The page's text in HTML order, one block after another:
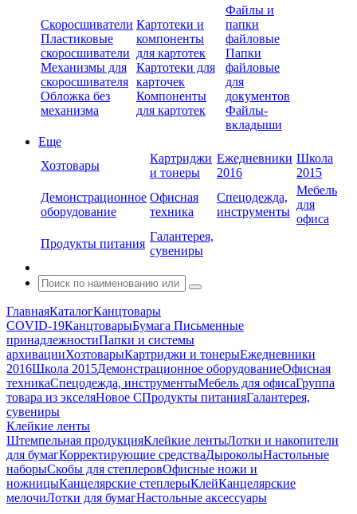
Скоросшиватели
Пластиковые
скоросшиватели
Механизмы для
скоросшивателя
Обложка без
механизма
Картотеки и
компоненты
для картотек
Картотеки для
карточек
Компоненты
для картотек
Файлы и
папки
файловые
Папки
файловые
для
документов
Файлы-
вкладыши
Еще
Хозтовары
Картриджи
и тонеры
Ежедневники
2016
Школа
2015
Демонстрационное
оборудование
Офисная
техника
Спецодежда,
инструменты
Мебель
для
офиса
Продукты питания
Галантерея,
сувениры
ГлавнаяКаталогКанцтовары
COVID-19КанцтоварыБумага Письменные
принадлежностиПапки и системы
архивацииХозтоварыКартриджи и тонерыЕжедневники
2016Школа 2015Демонстрационное оборудованиеОфисная
техникаСпецодежда, инструментыМебель для офисаГруппа
товара из экселяНовое СПродукты питанияГалантерея,
сувениры
Клейкие ленты
Штемпельная продукцияКлейкие лентыЛотки и накопители
для бумагКорректирующие средстваДыроколыНастольные
наборыСкобы для степлеровОфисные ножи и
ножницыКанцелярские степлерыКлейКанцелярские
мелочиЛотки для бумагНастольные аксессуары